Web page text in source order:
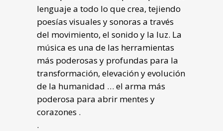
lenguaje a todo lo que crea, tejiendo
poesías visuales y sonoras a través
del movimiento, el sonido y la luz. La
música es una de las herramientas
más poderosas y profundas para la
transformación, elevación y evolución
de la humanidad … el arma más
poderosa para abrir mentes y
corazones .
.